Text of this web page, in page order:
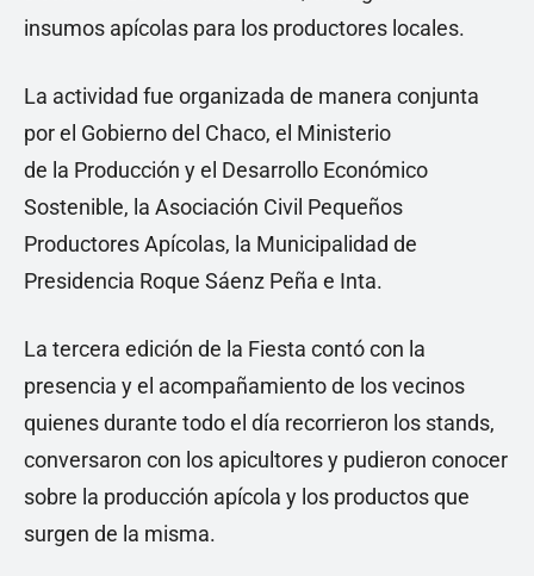
insumos apícolas para los productores locales.
La actividad fue organizada de manera conjunta
por el Gobierno del Chaco, el Ministerio
de la Producción y el Desarrollo Económico
Sostenible, la Asociación Civil Pequeños
Productores Apícolas, la Municipalidad de
Presidencia Roque Sáenz Peña e Inta.
La tercera edición de la Fiesta contó con la
presencia y el acompañamiento de los vecinos
quienes durante todo el día recorrieron los stands,
conversaron con los apicultores y pudieron conocer
sobre la producción apícola y los productos que
surgen de la misma.